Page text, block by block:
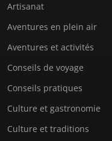
Artisanat
Aventures en plein air
Aventures et activités
Conseils de voyage
Conseils pratiques
Culture et gastronomie
Culture et traditions